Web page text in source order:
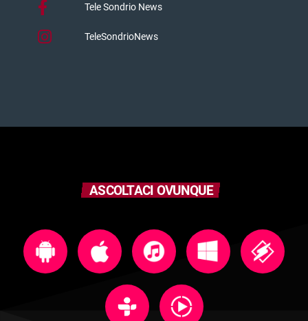
Tele Sondrio News
TeleSondrioNews
ASCOLTACI OVUNQUE